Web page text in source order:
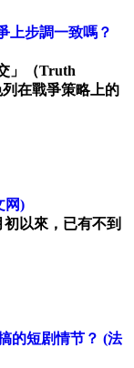
上步調一致嗎？
」（Truth
在戰爭策略上的
网)
以來，已有不到
的短剧情节？ (法